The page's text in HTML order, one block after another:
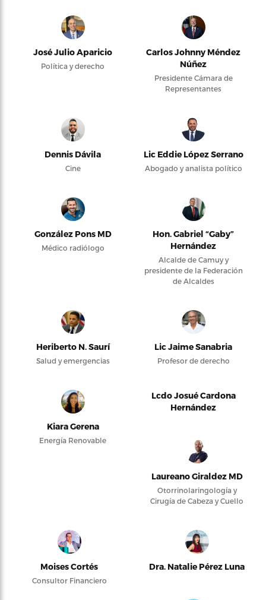
José Julio Aparicio
Política y derecho
Carlos Johnny Méndez
Núñez
Presidente Cámara de
Representantes
Dennis Dávila
Cine
Lic Eddie López Serrano
Abogado y analista político
González Pons MD
Médico radiólogo
Hon. Gabriel “Gaby”
Hernández
Alcalde de Camuy y
presidente de la Federación
de Alcaldes
Heriberto N. Saurí
Salud y emergencias
Lic Jaime Sanabria
Profesor de derecho
Kiara Gerena
Energía Renovable
Lcdo Josué Cardona
Hernández
Laureano Giraldez MD
Otorrinolaringología y
Cirugía de Cabeza y Cuello
Moises Cortés
Consultor Financiero
Dra. Natalie Pérez Luna